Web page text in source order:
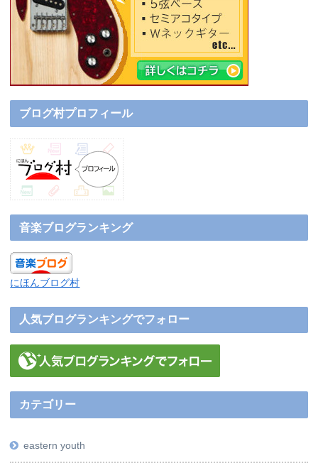
ブログ村プロフィール
音楽ブログランキング
にほんブログ村
人気ブログランキングでフォロー
カテゴリー
eastern youth